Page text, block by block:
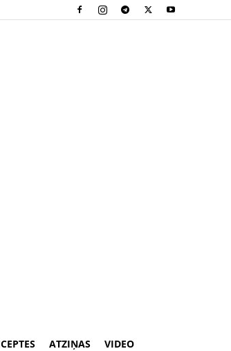
ATZIŅAS VIDEO